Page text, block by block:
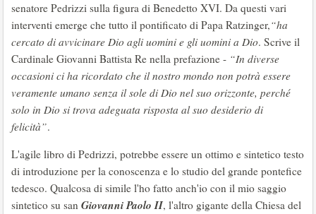
senatore Pedrizzi sulla figura di Benedetto XVI. Da questi vari
interventi emerge che tutto il pontificato di Papa Ratzinger,“ha
cercato di avvicinare Dio agli uomini e gli uomini a Dio. Scrive il
Cardinale Giovanni Battista Re nella prefazione - “In diverse
occasioni ci ha ricordato che il nostro mondo non potrà essere
veramente umano senza il sole di Dio nel suo orizzonte, perché
solo in Dio si trova adeguata risposta al suo desiderio di
felicità”.
L'agile libro di Pedrizzi, potrebbe essere un ottimo e sintetico testo
di introduzione per la conoscenza e lo studio del grande pontefice
tedesco. Qualcosa di simile l'ho fatto anch'io con il mio saggio
sintetico su san Giovanni Paolo II, l'altro gigante della Chiesa del